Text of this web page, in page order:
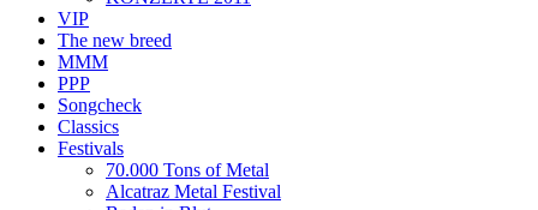
VIP
The new breed
MMM
PPP
Songcheck
Classics
Festivals
70.000 Tons of Metal
Alcatraz Metal Festival